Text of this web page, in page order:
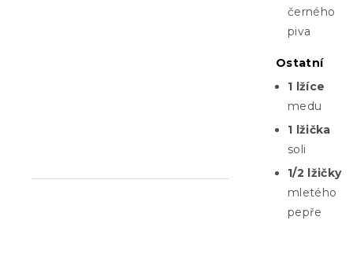
černého
piva
Ostatní
1 lžíce
medu
1 lžička
soli
1/2 lžičky
mletého
pepře